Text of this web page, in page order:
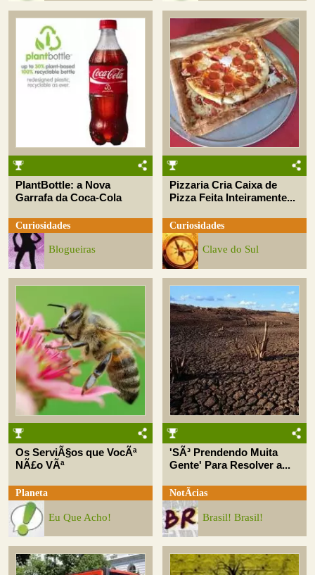
PlantBottle: a Nova
Garrafa da Coca-Cola
Curiosidades
Blogueiras
Pizzaria Cria Caixa de
Pizza Feita Inteiramente...
Curiosidades
Clave do Sul
Os ServiÃ§os que VocÃª
NÃ£o VÃª
Planeta
Eu Que Acho!
'SÃ³ Prendendo Muita
Gente' Para Resolver a...
NotÃ­cias
Brasil! Brasil!